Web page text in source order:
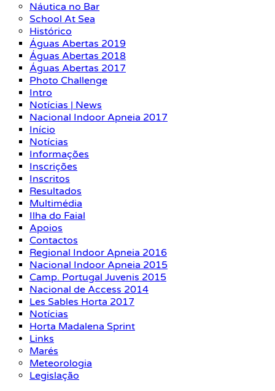
Náutica no Bar
School At Sea
Histórico
Águas Abertas 2019
Águas Abertas 2018
Águas Abertas 2017
Photo Challenge
Intro
Notícias | News
Nacional Indoor Apneia 2017
Início
Notícias
Informações
Inscrições
Inscritos
Resultados
Multimédia
Ilha do Faial
Apoios
Contactos
Regional Indoor Apneia 2016
Nacional Indoor Apneia 2015
Camp. Portugal Juvenis 2015
Nacional de Access 2014
Les Sables Horta 2017
Notícias
Horta Madalena Sprint
Links
Marés
Meteorologia
Legislação